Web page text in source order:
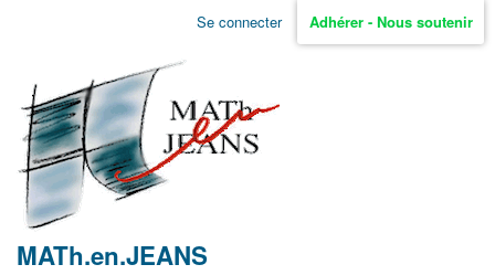
Aller
non
identifié
Se connecter Adhérer - Nous soutenir
MATh.en.JEANS